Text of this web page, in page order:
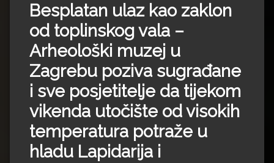
Besplatan ulaz kao zaklon
od toplinskog vala –
Arheološki muzej u
Zagrebu poziva sugrađane
i sve posjetitelje da tijekom
vikenda utočište od visokih
temperatura potraže u
hladu Lapidarija i